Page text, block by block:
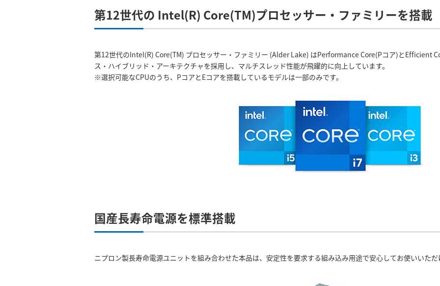
第12世代の Intel(R) Core(TM)プロセッサー・ファミリーを搭載
第12世代のIntel(R) Core(TM) プロセッサー・ファミリー (Alder Lake) はPerformance Core(Pコア)とEfficient
ス・ハイブリッド・アーキテクチャを採用し、マルチスレッド性能が飛躍的に向上しています。
※選択可能なCPUのうち、PコアとEコアを搭載しているモデルは一部のみです。
国産長寿命電源を標準搭載
ニプロン製長寿命電源ユニットを組み合わせた本品は、安定性を要求する組み込み用途で安心してお使いいただ